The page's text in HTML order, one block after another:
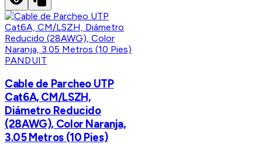
PANDUIT
Cable de Parcheo UTP
Cat6A, CM/LSZH,
Diámetro Reducido
(28AWG), Color Naranja,
3.05 Metros (10 Pies)